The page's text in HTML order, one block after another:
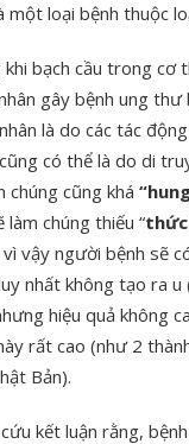
một loại bệnh thuộc
khi bạch cầu trong
gây bệnh ung
là do các tác
có thể là do di
chúng cũng khá
chúng thiếu “thức
vậy người bệnh sẽ
nhất không tạo ra
hiệu quả không
rất cao (như 2
Bản).
kết luận rằng,